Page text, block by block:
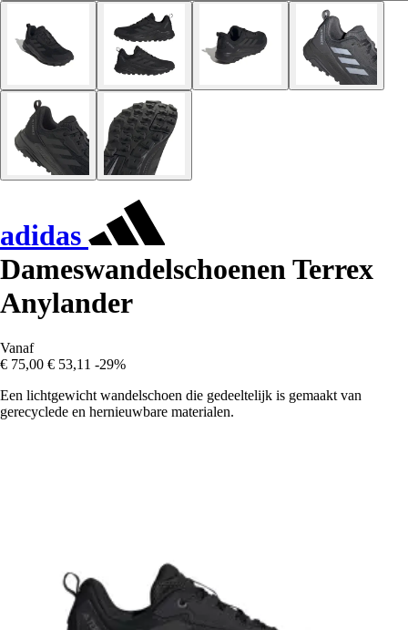
adidas
Dameswandelschoenen Terrex
Anylander
Vanaf
€ 75,00 € 53,11 -29%
Een lichtgewicht wandelschoen die gedeeltelijk is gemaakt van
gerecyclede en hernieuwbare materialen.